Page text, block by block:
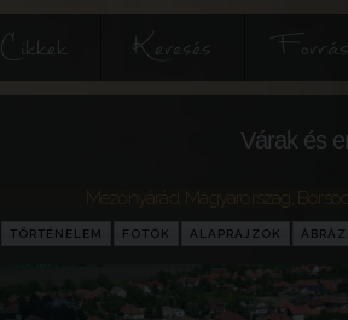
Cikkek Keresés
Várak és
Mezőnyárád Magyarország
TÖRTÉNELEM FOTÓK ALAPRAJZOK